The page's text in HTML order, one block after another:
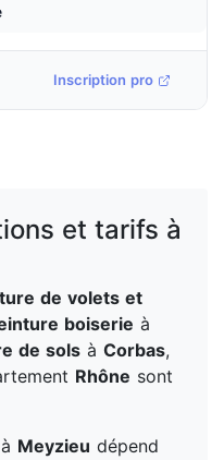
Inscription pro
et tarifs à
de volets et
boiserie à
de sols à Corbas,
Rhône sont
Meyzieu dépend